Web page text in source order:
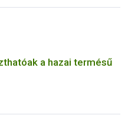
a hazai termésű